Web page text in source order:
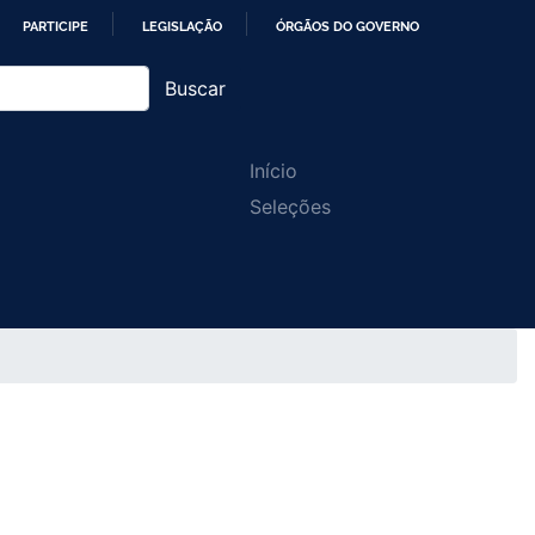
PARTICIPE LEGISLAÇÃO ÓRGÃOS DO GOVERNO
Buscar
Main
navigation
Início
Seleções